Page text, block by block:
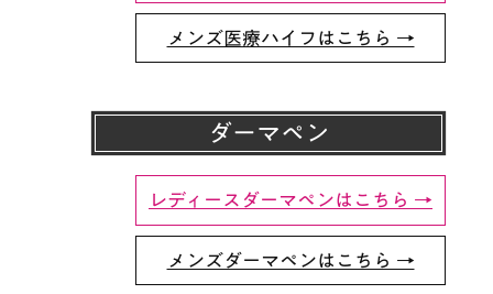
メンズ医療ハイフはこちら →
ダーマペン
レディースダーマペンはこちら →
メンズダーマペンはこちら →